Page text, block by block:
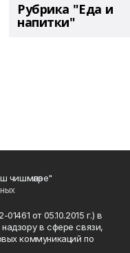
Рубрика "Еда и
напитки"
чишмәләре"
от 05.10.2015 г.) в
в сфере связи,
коммуникаций по